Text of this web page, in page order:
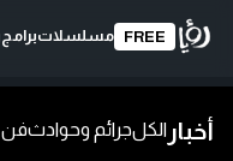
FREE مسلسلاتبرامج
أخبار الكلجرائم وحوادثفن